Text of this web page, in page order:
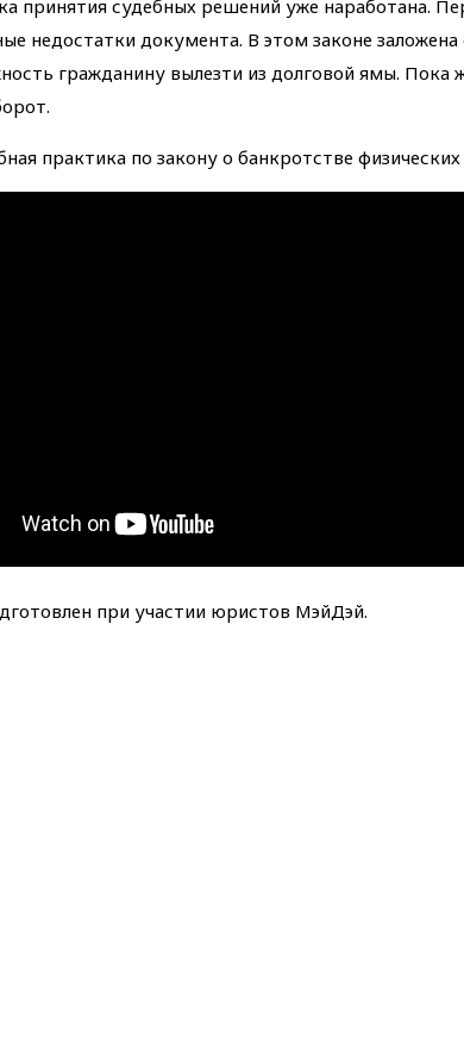
принятия судебных решений уже наработана.
недостатки документа. В этом законе
гражданину вылезти из долговой ямы. Пока
практика по закону о банкротстве
при участии юристов МэйДэй.